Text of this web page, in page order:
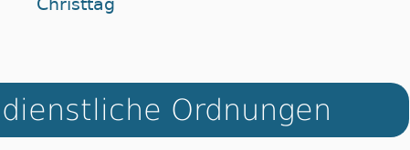
Christtag
Ordnungen